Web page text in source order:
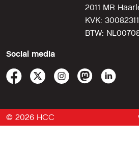
2011 MR
KVK: 30082311
BTW:
Social media
© 2026 HCC